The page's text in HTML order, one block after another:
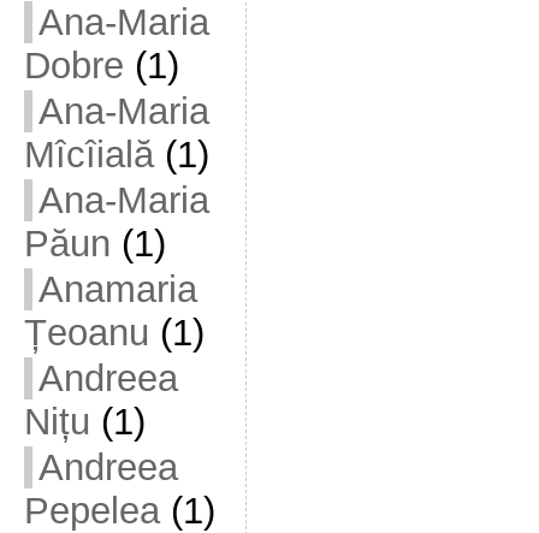
Ana-Maria
Dobre (1)
Ana-Maria
Mîcîială(1)
Ana-Maria
Păun (1)
Anamaria
Țeoanu (1)
Andreea
Nițu (1)
Andreea
Pepelea(1)